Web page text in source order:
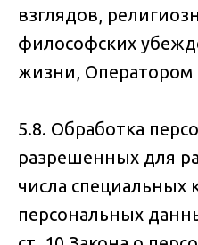
взглядов,
философских
жизни, Оператором
5.8. Обработка
разрешенных для
числа специальных
персональных